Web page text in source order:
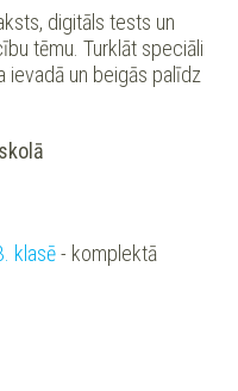
digitāls tests un
tēmu. Turklāt speciāli
ievadā un beigās palīdz
klasē- komplektā